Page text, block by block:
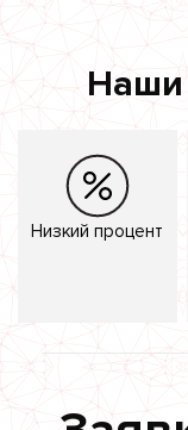
Наши
Низкий процент